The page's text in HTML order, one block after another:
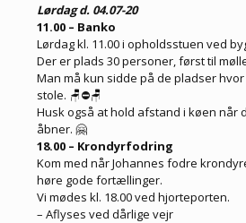
Lørdag d. 04.07-20
11.00 – Banko
Lørdag kl. 11.00 i opholdsstuen ved
Der er plads 30 personer, først til
Man må kun sidde på de pladser
stole. 🪑⛔🪑
Husk også at hold afstand i køen når
åbner. 🤗
18.00 – Krondyrfodring
Kom med når Johannes fodre
høre gode fortællinger.
Vi mødes kl. 18.00 ved hjorteporten.
– Aflyses ved dårlige vejr